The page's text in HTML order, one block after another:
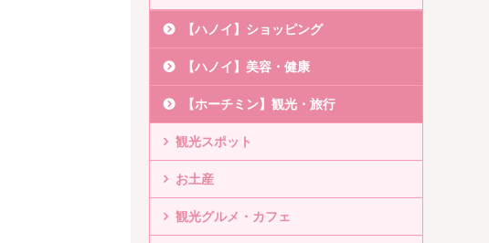
【ハノイ】ショッピング
【ハノイ】美容・健康
【ホーチミン】観光・旅行
観光スポット
お土産
観光グルメ・カフェ